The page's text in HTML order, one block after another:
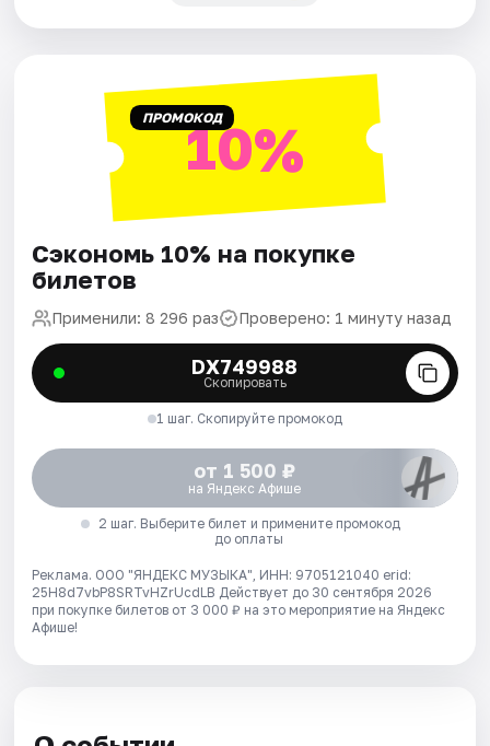
ПРОМОКОД10%
Сэкономь 10% на покупке
билетов
Применили: 8 296 раз Проверено: 1 минуту назад
DX749988
Скопировать
1 шаг. Скопируйте промокод
от 1 500 ₽
на Яндекс Афише
2 шаг. Выберите билет и примените промокод
до оплаты
Реклама. ООО "ЯНДЕКС МУЗЫКА", ИНН: 9705121040 erid:
25H8d7vbP8SRTvHZrUcdLB Действует до 30 сентября 2026
при покупке билетов от 3 000 ₽ на это мероприятие на Яндекс
Афише!